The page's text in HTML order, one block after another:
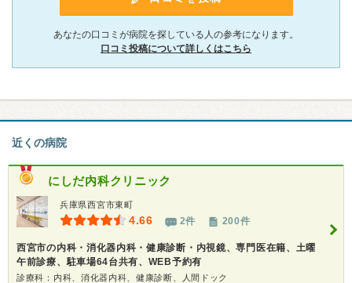
あなたの口コミが病院を探している人の参考になります。
口コミ投稿について詳しくはこちら
近くの病院
にしだ内科クリニック
兵庫県西宮市東町
4.66 2件 200件
西宮市の内科・消化器内科・健康診断・内視鏡、専門医在籍、土曜
午前診療、駐車場64台共有、WEB予約有
診療科：内科、消化器内科、健康診断、人間ドック